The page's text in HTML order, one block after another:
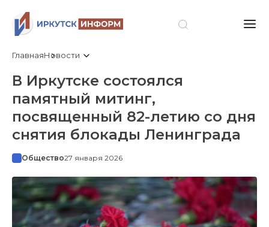
ГлавнаяНовости
В Иркутске состоялся
памятный митинг,
посвященный 82-летию со дня
снятия блокады Ленинграда
Общество27 января 2026